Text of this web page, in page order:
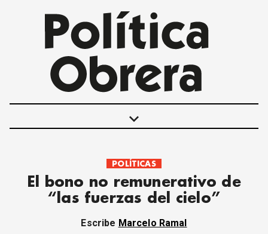
keyboard_arrow_down
POLÍTICAS
INTERNACIONALES
MOVIMIENTO OBRERO
ECONOMÍA
POLÍTICAS
El bono no remunerativo de
“las fuerzas del cielo”
Escribe Marcelo Ramal